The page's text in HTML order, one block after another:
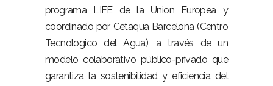
programa LIFE de la Union Europea y
coordinado por Cetaqua Barcelona (Centro
Tecnologico del Agua), a través de un
modelo colaborativo público-privado que
garantiza la sostenibilidad y eficiencia del